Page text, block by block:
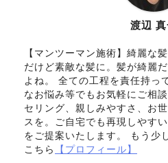
渡辺 真
【マンツーマン施術】綺麗な
だけど素敵な髪に。髪が綺麗
よね。 全ての工程を責任持っ
なお悩み等でもお気軽にご相
セリング、親しみやすさ、お
スを。ご自宅でも再現しやす
をご提案いたします。 もう少
こちら
【プロフィール】メニ